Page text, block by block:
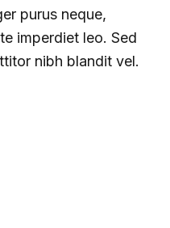
purus neque,
imperdiet leo. Sed
nibh blandit vel.